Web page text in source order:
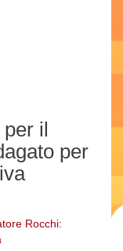
il
per